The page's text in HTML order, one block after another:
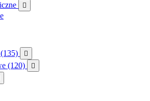


(120) 